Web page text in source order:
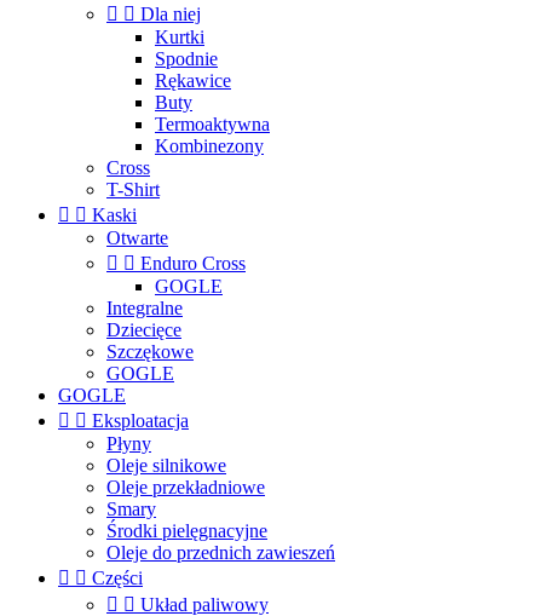
  Dla niej
Kurtki
Spodnie
Rękawice
Buty
Termoaktywna
Kombinezony
Cross
T-Shirt
  Kaski
Otwarte
  Enduro Cross
GOGLE
Integralne
Dziecięce
Szczękowe
GOGLE
GOGLE
  Eksploatacja
Płyny
Oleje silnikowe
Oleje przekładniowe
Smary
Środki pielęgnacyjne
Oleje do przednich zawieszeń
  Części
  Układ paliwowy